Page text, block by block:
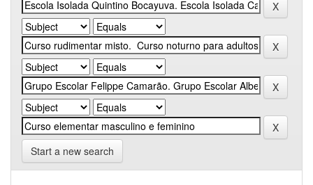
Start a new search